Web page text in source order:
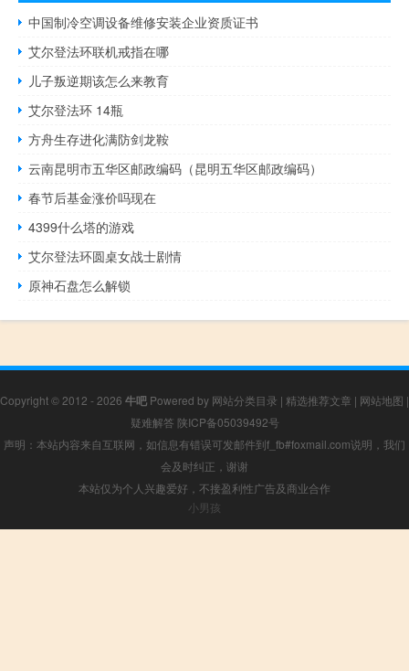
中国制冷空调设备维修安装企业资质证书
艾尔登法环联机戒指在哪
儿子叛逆期该怎么来教育
艾尔登法环 14瓶
方舟生存进化满防剑龙鞍
云南昆明市五华区邮政编码（昆明五华区邮政编码）
春节后基金涨价吗现在
4399什么塔的游戏
艾尔登法环圆桌女战士剧情
原神石盘怎么解锁
Copyright © 2012 - 2026 牛吧 Powered by 网站分类目录 | 精选推荐文章 | 网站地图 |
疑难解答 陕ICP备05039492号
声明：本站内容来自互联网，如信息有错误可发邮件到f_fb#foxmail.com说明，我们
会及时纠正，谢谢
本站仅为个人兴趣爱好，不接盈利性广告及商业合作
小男孩